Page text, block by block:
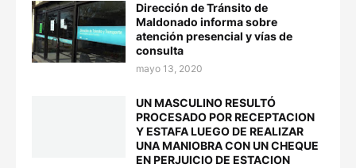
Dirección de Tránsito de
Maldonado informa sobre
atención presencial y vías de
consulta
mayo 13, 2020
UN MASCULINO RESULTÓ
PROCESADO POR RECEPTACION
Y ESTAFA LUEGO DE REALIZAR
UNA MANIOBRA CON UN CHEQUE
EN PERJUICIO DE ESTACION